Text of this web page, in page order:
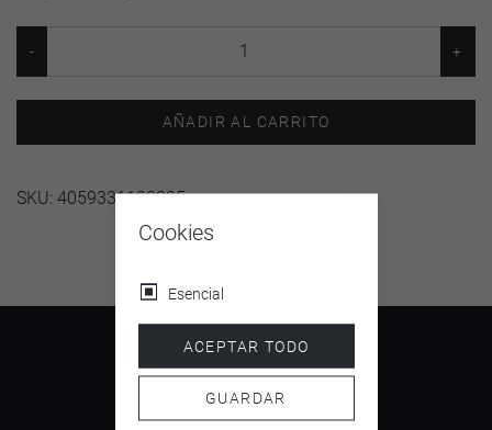
AÑADIR AL CARRITO
SKU: 4059331122895
Cookies
Esencial
ACEPTAR TODO
GUARDAR